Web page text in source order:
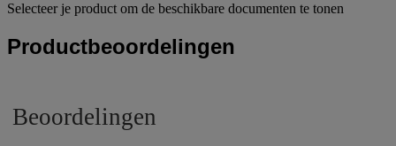
Selecteer je product om de beschikbare documenten te tonen
Productbeoordelingen